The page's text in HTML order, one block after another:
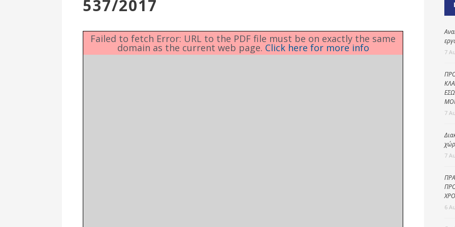
Επιτροπή
Ενότητες
Δημοτική
αστυνομία
537/2017
Failed to fetch Error: URL to the PDF file must be on exactly the same
domain as the current web page. Click here for more info 7
7
7
6